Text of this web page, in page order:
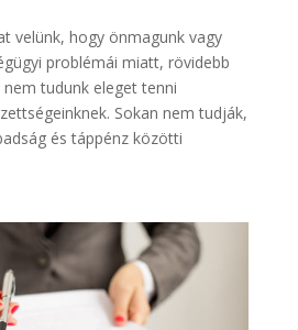
velünk, hogy önmagunk vagy
problémái miatt, rövidebb
tudunk eleget tenni
Sokan nem tudják,
és táppénz közötti